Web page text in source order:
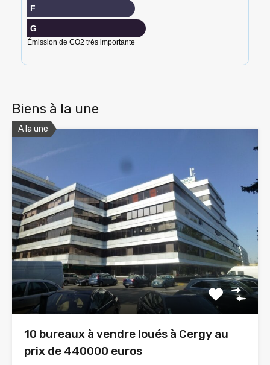
F
G
Émission de CO2 très importante
Biens à la une
A la une
10 bureaux à vendre loués à Cergy au
prix de 440000 euros